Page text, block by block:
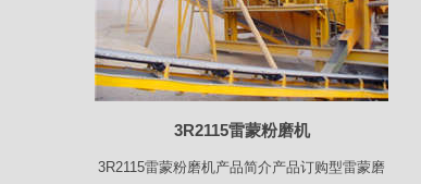
3R2115雷蒙粉磨机
3R2115雷蒙粉磨机产品简介产品订购型雷蒙磨